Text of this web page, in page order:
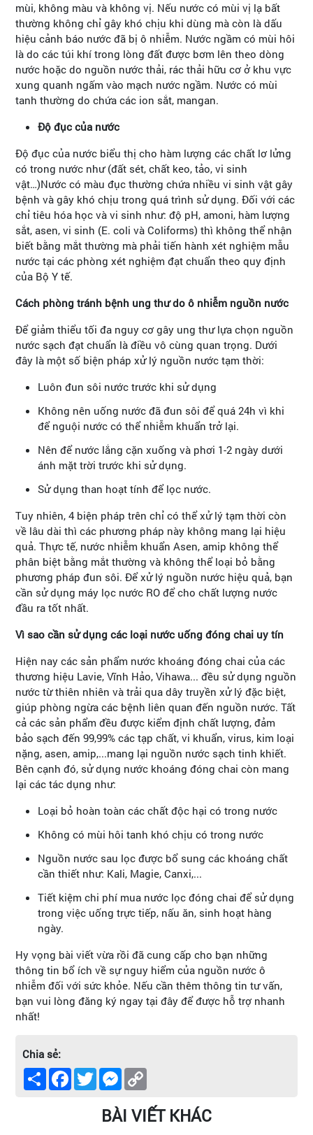
mùi, không màu và không vị. Nếu nước có mùi vị lạ bất
thường không chỉ gây khó chịu khi dùng mà còn là dấu
hiệu cảnh báo nước đã bị ô nhiễm. Nước ngầm có mùi hôi
là do các túi khí trong lòng đất được bơm lên theo dòng
nước hoặc do nguồn nước thải, rác thải hữu cơ ở khu vực
xung quanh ngấm vào mạch nước ngầm. Nước có mùi
tanh thường do chứa các ion sắt, mangan.
Độ đục của nước
Độ đục của nước biểu thị cho hàm lượng các chất lơ lửng
có trong nước như (đất sét, chất keo, tảo, vi sinh
vật…)Nước có màu đục thường chứa nhiều vi sinh vật gây
bệnh và gây khó chịu trong quá trình sử dụng. Đối với các
chỉ tiêu hóa học và vi sinh như: độ pH, amoni, hàm lượng
sắt, asen, vi sinh (E. coli và Coliforms) thì không thể nhận
biết bằng mắt thường mà phải tiến hành xét nghiệm mẫu
nước tại các phòng xét nghiệm đạt chuẩn theo quy định
của Bộ Y tế.
Cách phòng tránh bệnh ung thư do ô nhiễm nguồn nước
Để giảm thiểu tối đa nguy cơ gây ung thư lựa chọn nguồn
nước sạch đạt chuẩn là điều vô cùng quan trọng. Dưới
đây là một số biện pháp xử lý nguồn nước tạm thời:
Luôn đun sôi nước trước khi sử dụng
Không nên uống nước đã đun sôi để quá 24h vì khi
để nguội nước có thể nhiễm khuẩn trở lại.
Nên để nước lắng cặn xuống và phơi 1-2 ngày dưới
ánh mặt trời trước khi sử dụng.
Sử dụng than hoạt tính để lọc nước.
Tuy nhiên, 4 biện pháp trên chỉ có thể xử lý tạm thời còn
về lâu dài thì các phương pháp này không mang lại hiệu
quả. Thực tế, nước nhiễm khuẩn Asen, amip không thể
phân biệt bằng mắt thường và không thể loại bỏ bằng
phương pháp đun sôi. Để xử lý nguồn nước hiệu quả, bạn
cần sử dụng máy lọc nước RO để cho chất lượng nước
đầu ra tốt nhất.
Vì sao cần sử dụng các loại nước uống đóng chai uy tín
Hiện nay các sản phẩm nước khoáng đóng chai của các
thương hiệu Lavie, Vĩnh Hảo, Vihawa... đều sử dụng nguồn
nước từ thiên nhiên và trải qua dây truyền xử lý đặc biệt,
giúp phòng ngừa các bệnh liên quan đến nguồn nước. Tất
cả các sản phẩm đều được kiểm định chất lượng, đảm
bảo sạch đến 99,99% các tạp chất, vi khuẩn, virus, kim loại
nặng, asen, amip,...mang lại nguồn nước sạch tinh khiết.
Bên cạnh đó, sử dụng nước khoáng đóng chai còn mang
lại các tác dụng như:
Loại bỏ hoàn toàn các chất độc hại có trong nước
Không có mùi hôi tanh khó chịu có trong nước
Nguồn nước sau lọc được bổ sung các khoáng chất
cần thiết như: Kali, Magie, Canxi,...
Tiết kiệm chi phí mua nước lọc đóng chai để sử dụng
trong việc uống trực tiếp, nấu ăn, sinh hoạt hàng
ngày.
Hy vọng bài viết vừa rồi đã cung cấp cho bạn những
thông tin bổ ích về sự nguy hiểm của nguồn nước ô
nhiễm đối với sức khỏe. Nếu cần thêm thông tin tư vấn,
bạn vui lòng đăng ký ngay tại đây để được hỗ trợ nhanh
nhất!
Chia sẻ:
Share Facebook
TwitterMessenger
BÀI VIẾT KHÁC